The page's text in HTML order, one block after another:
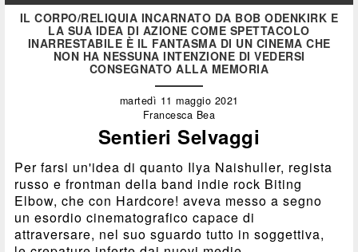
IL CORPO/RELIQUIA INCARNATO DA BOB ODENKIRK E
LA SUA IDEA DI AZIONE COME SPETTACOLO
INARRESTABILE È IL FANTASMA DI UN CINEMA CHE
NON HA NESSUNA INTENZIONE DI VEDERSI
CONSEGNATO ALLA MEMORIA
martedì 11 maggio 2021
Francesca Bea
Sentieri Selvaggi
Per farsi un'idea di quanto Ilya Naishuller, regista
russo e frontman della band indie rock Biting
Elbow, che con Hardcore! aveva messo a segno
un esordio cinematografico capace di
attraversare, nel suo sguardo tutto in soggettiva,